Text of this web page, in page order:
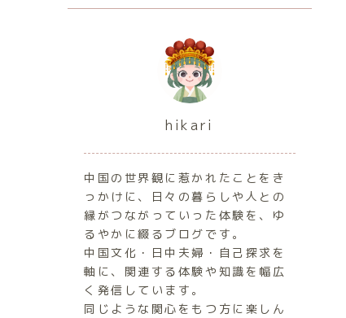
hikari
中国の世界観に惹かれたことをき
っかけに、日々の暮らしや人との
縁がつながっていった体験を、ゆ
るやかに綴るブログです。
中国文化・日中夫婦・自己探求を
軸に、関連する体験や知識を幅広
く発信しています。
同じような関心をもつ方に楽しん